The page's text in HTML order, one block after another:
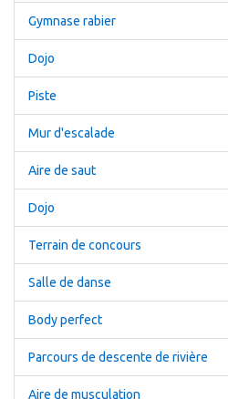
Gymnase rabier
Dojo
Piste
Mur d'escalade
Aire de saut
Dojo
Terrain de concours
Salle de danse
Body perfect
Parcours de descente de rivière
Aire de musculation